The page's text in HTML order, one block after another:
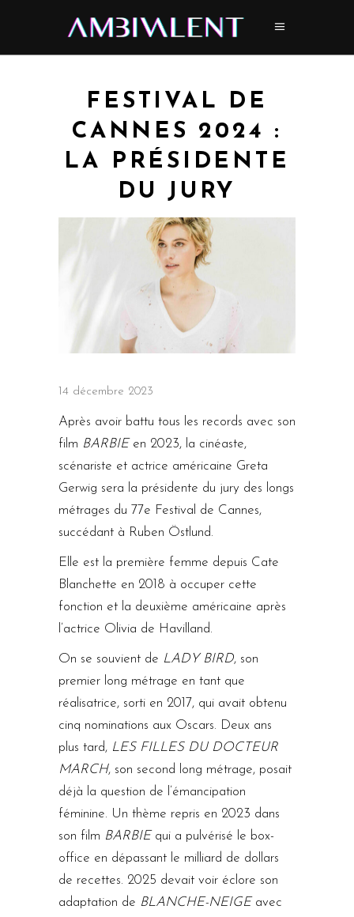
FESTIVAL DE
CANNES 2024 :
LA PRÉSIDENTE
DU JURY
14 décembre 2023
Après avoir battu tous les records avec son
film BARBIE en 2023, la cinéaste,
scénariste et actrice américaine Greta
Gerwig sera la présidente du jury des longs
métrages du 77e Festival de Cannes,
succédant à Ruben Östlund.
Elle est la première femme depuis Cate
Blanchette en 2018 à occuper cette
fonction et la deuxième américaine après
l’actrice Olivia de Havilland.
On se souvient de LADY BIRD, son
premier long métrage en tant que
réalisatrice, sorti en 2017, qui avait obtenu
cinq nominations aux Oscars. Deux ans
plus tard, LES FILLES DU DOCTEUR
MARCH, son second long métrage, posait
déjà la question de l’émancipation
féminine. Un thème repris en 2023 dans
son film BARBIE qui a pulvérisé le box-
office en dépassant le milliard de dollars
de recettes. 2025 devait voir éclore son
adaptation de BLANCHE-NEIGE avec